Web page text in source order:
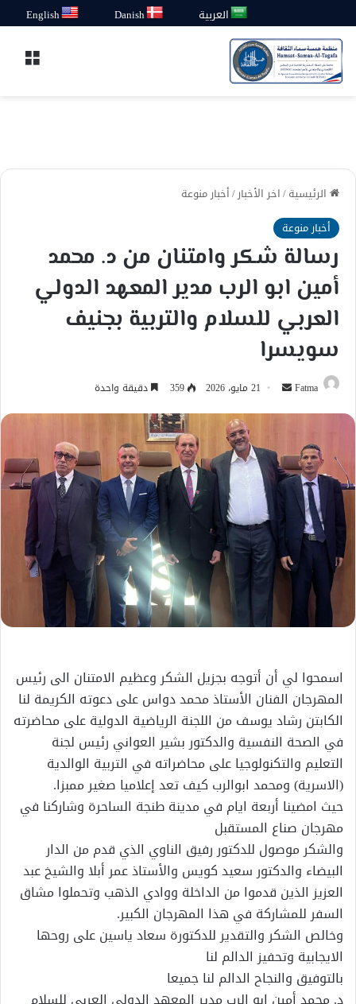
العربية Danish
English
الرئيسية/اخر الأخبار/أخبار منوعة
أخبار منوعة
رسالة شكر وامتنان من د. محمد
أمين ابو الرب مدير المعهد الدولي
العربي للسلام والتربية بجنيف
سويسرا
Fatma
أرسل
إلكترونيا
21 مايو، 2026 359 دقيقة واحدة
اسمحوا لي أن أتوجه بجزيل الشكر وعظيم الامتنان الى رئيس
المهرجان الفنان الأستاذ محمد دواس على دعوته الكريمة لنا
الكابتن رشاد يوسف من اللجنة الرياضية الدولية على محاضرته
في الصحة النفسية والدكتور بشير العواني رئيس لجنة
التعليم والتكنولوجيا على محاضراته في التربية الوالدية
(الاسرية) ومحمد ابوالرب كيف تعد إعلاميا صغير ممبزا.
حيث امضينا أربعة ايام في مدينة طنجة الساحرة وشاركنا في
مهرجان صناع المستقبل
والشكر موصول للدكتور رفيق الناوي الذي قدم من الدار
البيضاء والدكتور سعيد كويس والأستاذ عمر أبلا والشيخ عبد
العزيز الذين قدموا من الداخلة ووادي الذهب وتحملوا مشاق
السفر للمشاركة في هذا المهرجان الكبير.
وخالص الشكر والتقدير للدكتورة سعاد ياسين على روحها
الايجابية وتحفيز الدالم لنا
بالتوفيق والنجاح الدالم لنا جميعا